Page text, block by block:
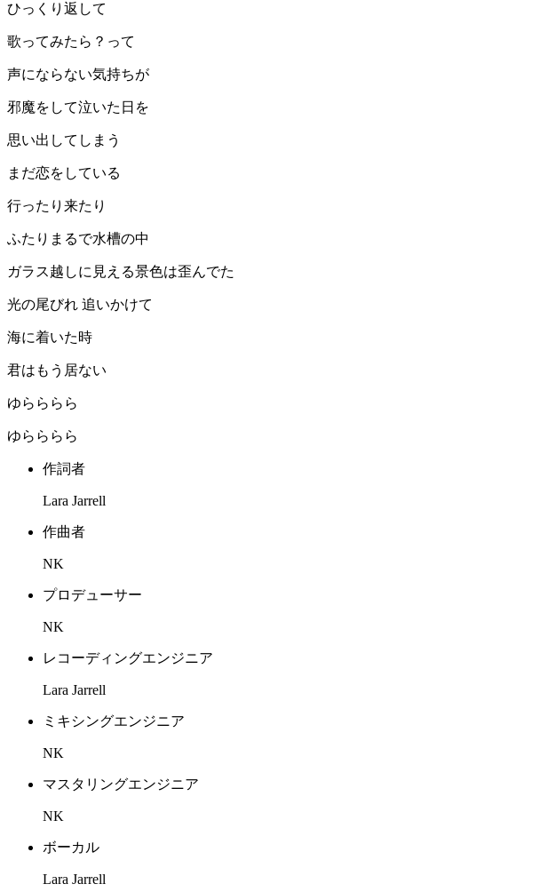
ひっくり返して
歌ってみたら？って
声にならない気持ちが
邪魔をして泣いた日を
思い出してしまう
まだ恋をしている
行ったり来たり
ふたりまるで水槽の中
ガラス越しに見える景色は歪んでた
光の尾びれ 追いかけて
海に着いた時
君はもう居ない
ゆらららら
ゆらららら
作詞者
Lara Jarrell
作曲者
NK
プロデューサー
NK
レコーディングエンジニア
Lara Jarrell
ミキシングエンジニア
NK
マスタリングエンジニア
NK
ボーカル
Lara Jarrell